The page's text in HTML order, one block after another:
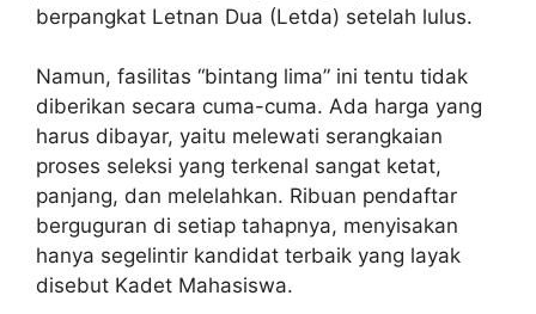
berpangkat Letnan Dua (Letda) setelah lulus.
Namun, fasilitas “bintang lima” ini tentu tidak
diberikan secara cuma-cuma. Ada harga yang
harus dibayar, yaitu melewati serangkaian
proses seleksi yang terkenal sangat ketat,
panjang, dan melelahkan. Ribuan pendaftar
berguguran di setiap tahapnya, menyisakan
hanya segelintir kandidat terbaik yang layak
disebut Kadet Mahasiswa.